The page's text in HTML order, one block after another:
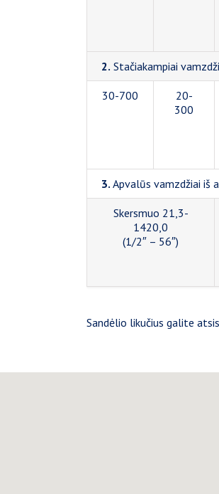
2. Stačiakampiai
30-700
20-
300
3. Apvalūs vamzdžiai iš
Skersmuo 21,3-
1420,0
(1/2″ – 56″)
Sandėlio likučius galite